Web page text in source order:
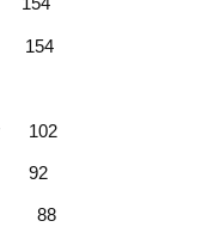
154
102
92
88